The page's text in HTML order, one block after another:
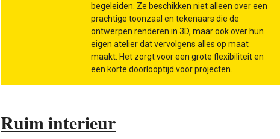
begeleiden. Ze beschikken niet alleen over een
prachtige toonzaal en tekenaars die de
ontwerpen renderen in 3D, maar ook over hun
eigen atelier dat vervolgens alles op maat
maakt. Het zorgt voor een grote flexibiliteit en
een korte doorlooptijd voor projecten.
Ruim interieur